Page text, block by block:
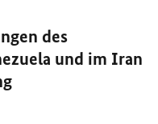
des
und im Iran